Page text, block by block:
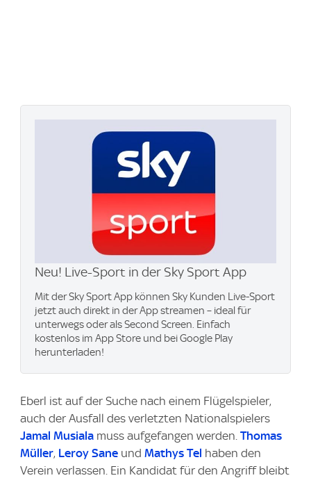
Neu! Live-Sport in der Sky Sport App
Mit der Sky Sport App können Sky Kunden Live-Sport
jetzt auch direkt in der App streamen – ideal für
unterwegs oder als Second Screen. Einfach
kostenlos im App Store und bei Google Play
herunterladen!
Eberl ist auf der Suche nach einem Flügelspieler,
auch der Ausfall des verletzten Nationalspielers
Jamal Musiala muss aufgefangen werden. Thomas
Müller, Leroy Sane und Mathys Tel haben den
Verein verlassen. Ein Kandidat für den Angriff bleibt